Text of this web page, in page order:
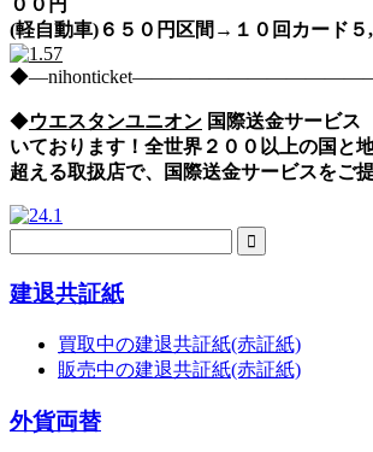
００円
(軽自動車)６５０円区間→１０回カード５
◆ウエスタンユニオン 国際送金サービ
いております！全世界２００以上の国と
超える取扱店で、国際送金サービスをご
建退共証紙
買取中の建退共証紙(赤証紙)
販売中の建退共証紙(赤証紙)
外貨両替